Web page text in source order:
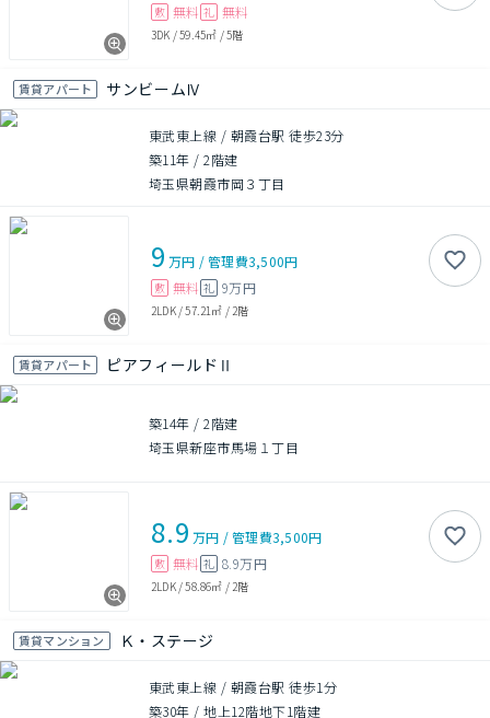
敷 無料 礼 無料
3DK /59.45㎡ /5階
賃貸アパート サンビームⅣ
東武東上線 / 朝霞台駅 徒歩23分
築11年 /2階建
埼玉県朝霞市岡３丁目
9 万円 /管理費3,500円
敷 無料 礼 9万円
2LDK/57.21㎡ / 2階
賃貸アパート ピアフィールドⅡ
築14年 /2階建
埼玉県新座市馬場１丁目
8.9 万円 /管理費3,500円
敷 無料 礼 8.9万円
2LDK/58.86㎡ / 2階
賃貸マンション Ｋ・ステージ
東武東上線 / 朝霞台駅 徒歩1分
築30年 /地上12階地下1階建